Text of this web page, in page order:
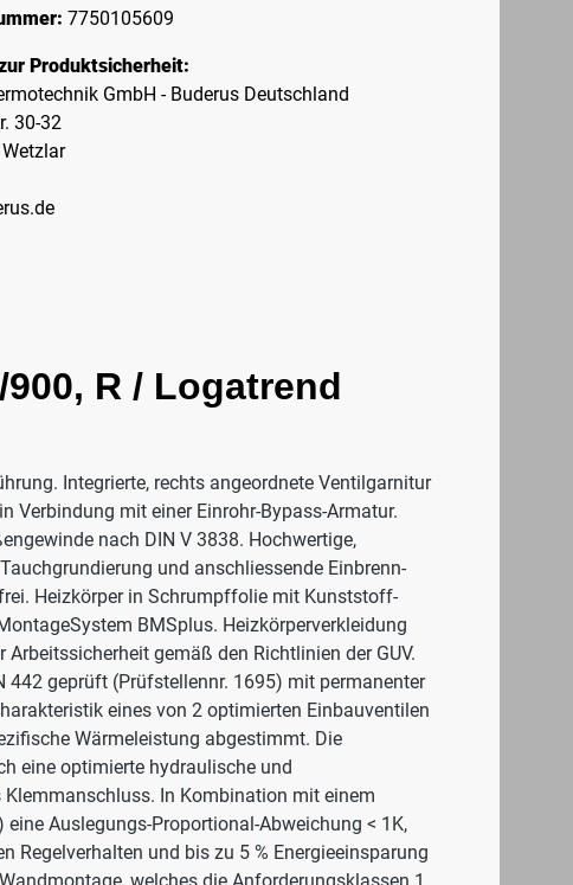
7750105609
Produktsicherheit:
GmbH - Buderus Deutschland
30-32
R / Logatrend
Integrierte, rechts angeordnete Ventilgarnitur
Verbindung mit einer Einrohr-Bypass-Armatur.
nach DIN V 3838. Hochwertige,
und anschliessende Einbrenn-
Heizkörper in Schrumpffolie mit Kunststoff-
BMSplus. Heizkörperverkleidung
gemäß den Richtlinien der GUV.
442 geprüft (Prüfstellennr. 1695) mit permanenter
eines von 2 optimierten Einbauventilen
Wärmeleistung abgestimmt. Die
eine optimierte hydraulische und
In Kombination mit einem
Auslegungs-Proportional-Abweichung < 1K,
Regelverhalten und bis zu 5 % Energieeinsparung